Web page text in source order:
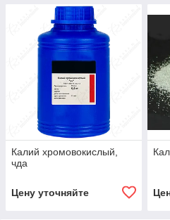
Калий хромовокислый,
чда
Цену уточняйте